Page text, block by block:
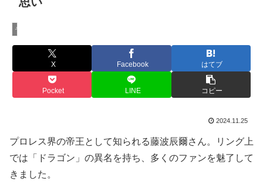
その他
X Facebook はてブ
Pocket LINE コピー
2024.11.25
プロレス界の帝王として知られる藤波辰爾さん。リング上
では「ドラゴン」の異名を持ち、多くのファンを魅了して
きました。